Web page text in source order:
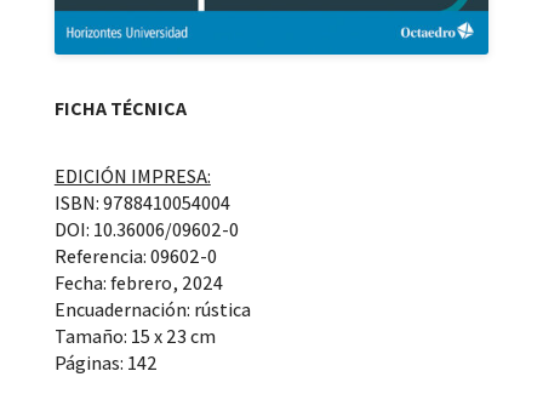
FICHA TÉCNICA
EDICIÓN IMPRESA:
ISBN: 9788410054004
DOI: 10.36006/09602-0
Referencia: 09602-0
Fecha: febrero, 2024
Encuadernación: rústica
Tamaño: 15 x 23 cm
Páginas: 142